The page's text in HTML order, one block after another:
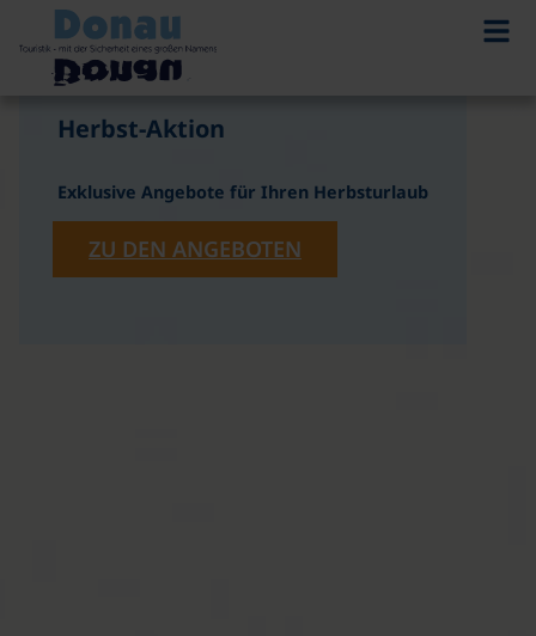
Herbst-Aktion
Exklusive Angebote für Ihren Herbsturlaub
ZU DEN ANGEBOTEN